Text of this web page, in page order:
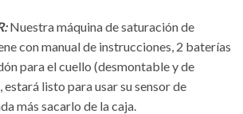
Nuestra máquina de saturación de
con manual de instrucciones, 2 baterías
para el cuello (desmontable y de
listo para usar su sensor de
más sacarlo de la caja.